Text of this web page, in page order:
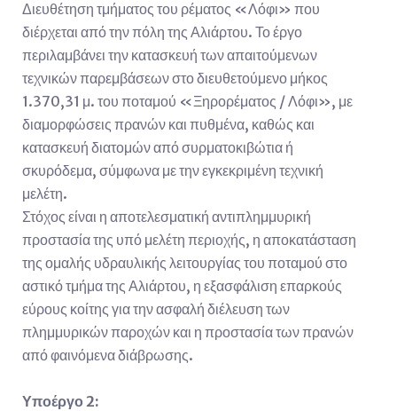
Διευθέτηση τμήματος του ρέματος «Λόφι» που
διέρχεται από την πόλη της Αλιάρτου. Το έργο
περιλαμβάνει την κατασκευή των απαιτούμενων
τεχνικών παρεμβάσεων στο διευθετούμενο μήκος
1.370,31 μ. του ποταμού «Ξηρορέματος / Λόφι», με
διαμορφώσεις πρανών και πυθμένα, καθώς και
κατασκευή διατομών από συρματοκιβώτια ή
σκυρόδεμα, σύμφωνα με την εγκεκριμένη τεχνική
μελέτη.
Στόχος είναι η αποτελεσματική αντιπλημμυρική
προστασία της υπό μελέτη περιοχής, η αποκατάσταση
της ομαλής υδραυλικής λειτουργίας του ποταμού στο
αστικό τμήμα της Αλιάρτου, η εξασφάλιση επαρκούς
εύρους κοίτης για την ασφαλή διέλευση των
πλημμυρικών παροχών και η προστασία των πρανών
από φαινόμενα διάβρωσης.
Υποέργο 2: